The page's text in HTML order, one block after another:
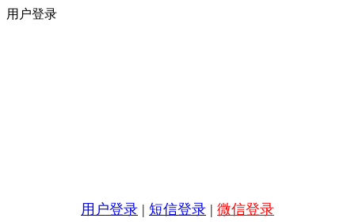
用户登录
用户登录 | 短信登录 | 微信登录